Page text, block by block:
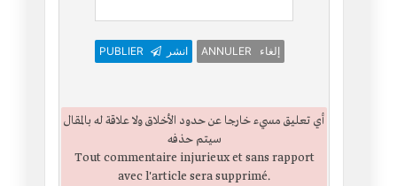
PUBLIER انشر ANNULER إلغاء
أي تعليق مسيء خارجا عن حدود الأخلاق ولا علاقة له بالمقال
سيتم حذفه
Tout commentaire injurieux et sans rapport
avec l'article sera supprimé.